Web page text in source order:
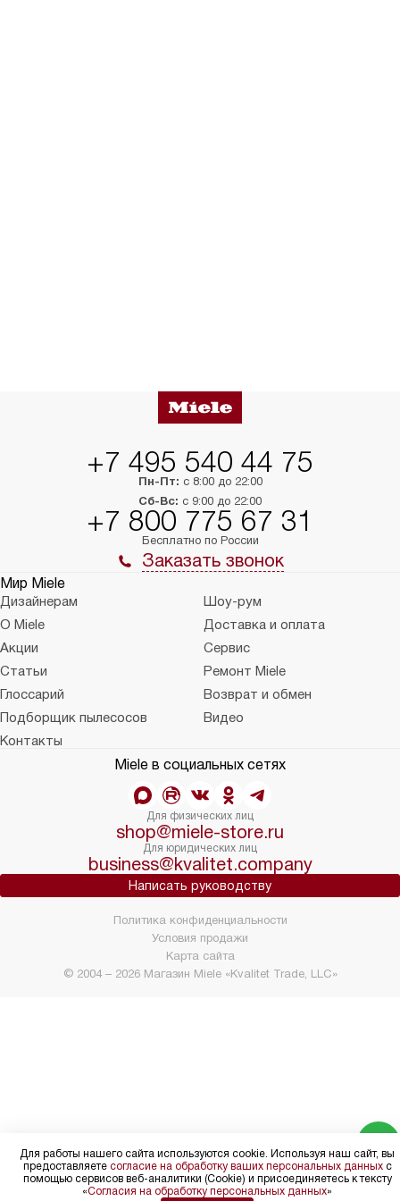
+7 495 540 44 75
Пн-Пт: с 8:00 до 22:00
Сб-Вс: с 9:00 до 22:00
+7 800 775 67 31
Бесплатно по России
Заказать звонок
Мир Miele
Дизайнерам
Шоу-рум
О Miele
Доставка и оплата
Акции
Сервис
Статьи
Ремонт Miele
Глоссарий
Возврат и обмен
Подборщик пылесосов
Видео
Контакты
Miele в социальных сетях
Для физических лиц
shop@miele-store.ru
Для юридических лиц
business@kvalitet.company
Написать руководству
© 2004 – 2026 Магазин Miele «Kvalitet Trade, LLC»
Политика конфиденциальности
Условия продажи
Карта сайта
Для работы нашего сайта используются cookie. Используя наш сайт, вы
предоставляете согласие на обработку ваших персональных данныхс
помощью сервисов веб-аналитики (Cookie) и присоединяетесь к тексту
«Согласия на обработку персональных данных»